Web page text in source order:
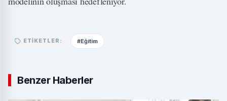
ETIKETLER: #Eğitim
Benzer Haberler